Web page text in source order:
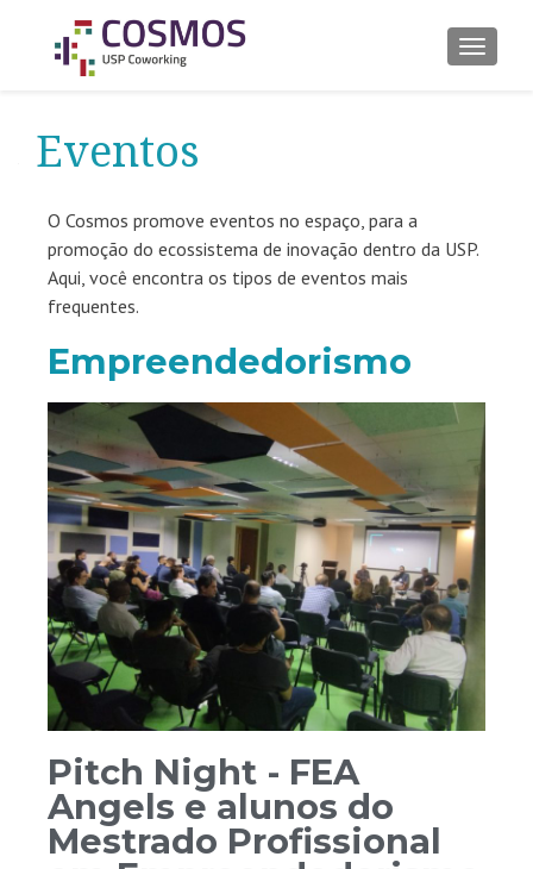
Eventos
O Cosmos promove eventos no espaço, para a
promoção do ecossistema de inovação dentro da USP.
Aqui, você encontra os tipos de eventos mais
frequentes.
Empreendedorismo
Pitch Night - FEA
Angels e alunos do
Mestrado Profissional